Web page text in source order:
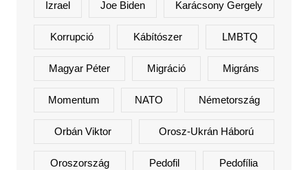
Izrael Joe Biden Karácsony Gergely
Korrupció Kábítószer LMBTQ
Magyar Péter Migráció Migráns
Momentum NATO Németország
Orbán Viktor Orosz-Ukrán Háború
Oroszország Pedofil Pedofília